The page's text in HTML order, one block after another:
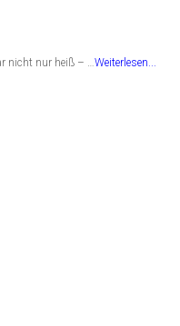
nicht nur heiß – …Weiterlesen...